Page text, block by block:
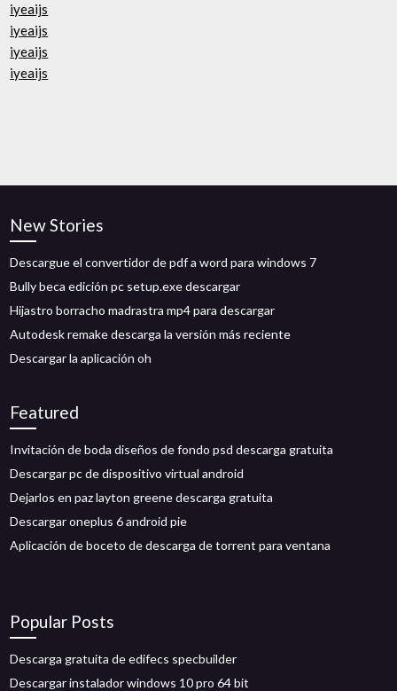
iyeaijs
iyeaijs
iyeaijs
iyeaijs
New Stories
Descargue el convertidor de pdf a word para windows 7
Bully beca edición pc setup.exe descargar
Hijastro borracho madrastra mp4 para descargar
Autodesk remake descarga la versión más reciente
Descargar la aplicación oh
Featured
Invitación de boda diseños de fondo psd descarga gratuita
Descargar pc de dispositivo virtual android
Dejarlos en paz layton greene descarga gratuita
Descargar oneplus 6 android pie
Aplicación de boceto de descarga de torrent para ventana
Popular Posts
Descarga gratuita de edifecs specbuilder
Descargar instalador windows 10 pro 64 bit